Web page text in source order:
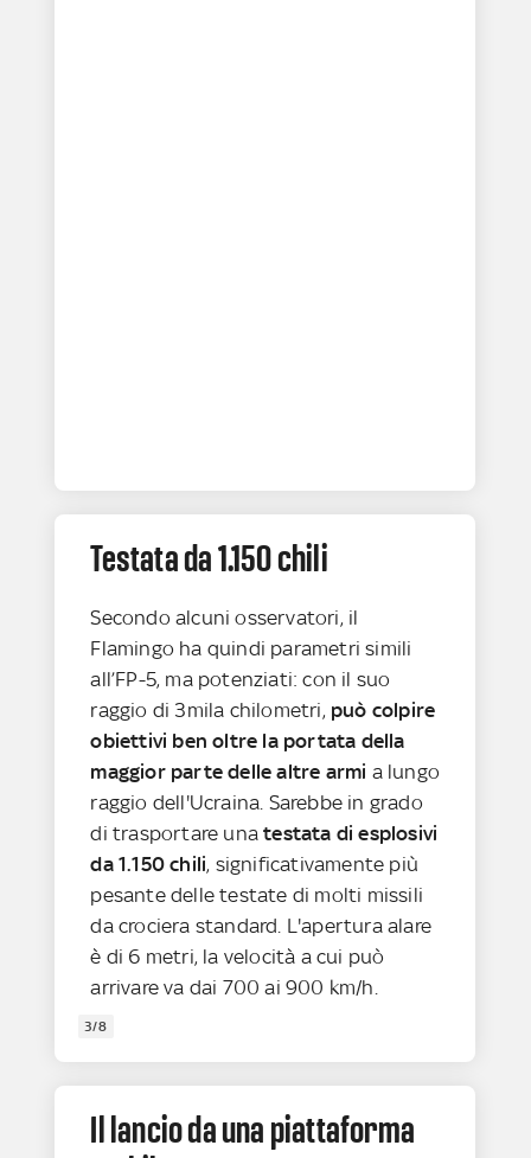
Testata da 1.150 chili
Secondo alcuni osservatori, il
Flamingo ha quindi parametri simili
all’FP-5, ma potenziati: con il suo
raggio di 3mila chilometri, può colpire
obiettivi ben oltre la portata della
maggior parte delle altre armi a lungo
raggio dell'Ucraina. Sarebbe in grado
di trasportare unatestata di esplosivi
da 1.150 chili, significativamente più
pesante delle testate di molti missili
da crociera standard. L'apertura alare
è di 6 metri, la velocità a cui può
arrivare va dai 700 ai 900 km/h.
3/8
Il lancio da una piattaforma